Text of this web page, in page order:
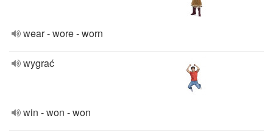
wear - wore - worn
wygrać
win - won - won